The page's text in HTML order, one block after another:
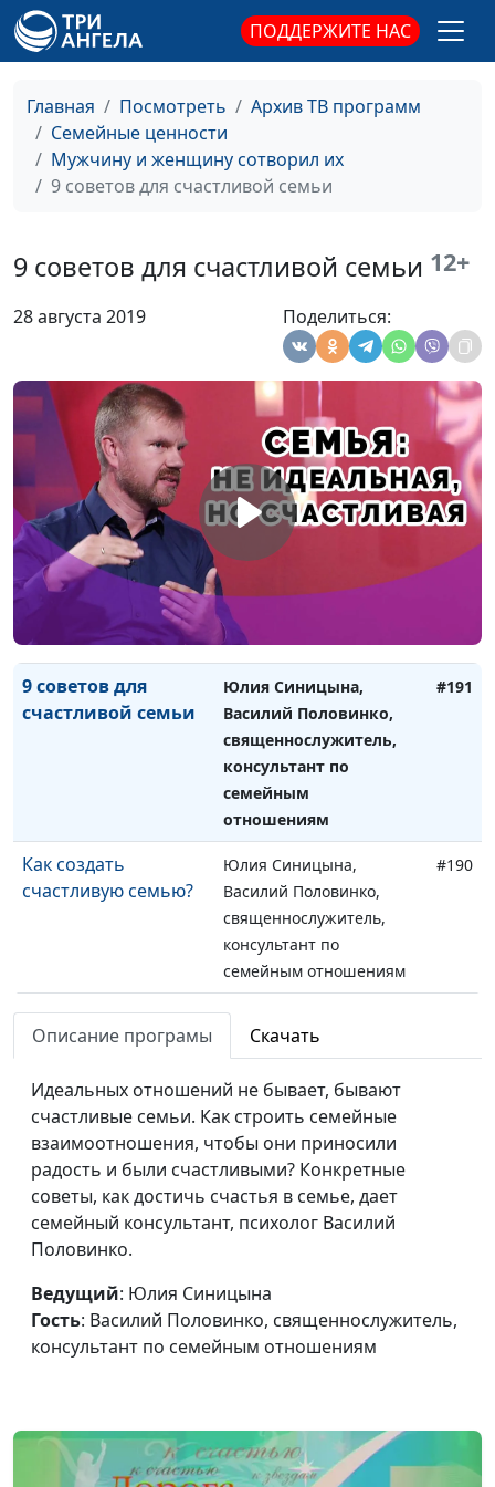
ПОДДЕРЖИТЕ НАС
Главная Посмотреть
Архив ТВ программ
Семейные ценности
Мужчину и женщину сотворил их
9 советов для счастливой семьи
9 советов для счастливой семьи 12+
28 августа 2019 Поделиться:
семейным отношениям
притягиваются?
Василий Половинко,
священнослужитель,
консультант по
семейным отношениям
что должна знать
девушка?
Василий Половинко,
консультант по
семейным отношениям
Какие женщины
нравятся мужчинам?
Юлия Синицына,
Василий Половинко,
священнослужитель,
консультант по
семейным отношениям
#193
Как познакомиться в
интернете и не
разочароваться
Юлия Синицына,
Василий Половинко,
священнослужитель,
консультант по
семейным отношениям
9 советов для
счастливой семьи
Юлия Синицына,
Василий Половинко,
священнослужитель,
консультант по
семейным
отношениям
#191
Как создать
счастливую семью?
Юлия Синицына,
Василий Половинко,
священнослужитель,
консультант по
семейным отношениям
#190
Как вдохновить
мужчину?
Юлия Синицына,
Василий Половинко,
консультант по
семейным отношениям
Мужчина и
женщина: быть ли
дружбе?
Юлия Синицына,
Василий Половинко,
священнослужитель,
Есть ли дружба
между мужчиной и
Юлия Синицына,
Василий Половинко,
#187
Настоящий глава
Юлия Синицына,
#186
Описание програмы Скачать
Идеальных отношений не бывает, бывают
счастливые семьи. Как строить семейные
взаимоотношения, чтобы они приносили
радость и были счастливыми? Конкретные
советы, как достичь счастья в семье, дает
семейный консультант, психолог Василий
Половинко.
Ведущий: Юлия Синицына
Гость: Василий Половинко, священнослужитель,
консультант по семейным отношениям